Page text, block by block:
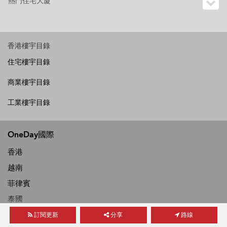
訂閱更新 分享 路線
香港樓宇目錄
住宅樓宇目錄
商業樓宇目錄
工業樓宇目錄
OneDay國際
香港
越南
菲律賓
泰國
新加坡